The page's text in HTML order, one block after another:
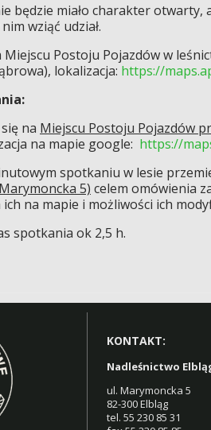
będzie miało charakter otwarty,
wziąć udział.
Postoju Pojazdów w
lokalizacja: https://
na Miejscu Postoju Pojazdów
na mapie google: https://
spotkaniu w lesie
5) celem omówienia
na mapie i możliwości ich
spotkania ok 2,5 h.
KONTAKT:
Nadleśnictwo
ul. Marymoncka 5
82-300 Elbląg
tel. 55 230 85 31